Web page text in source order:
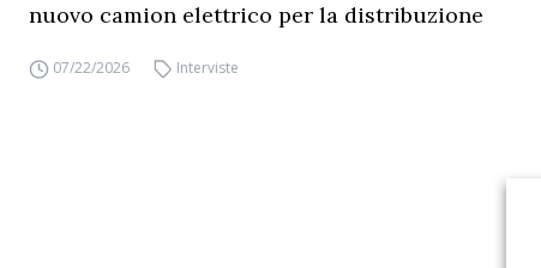
nuovo camion elettrico per la distribuzione
07/22/2026 Interviste